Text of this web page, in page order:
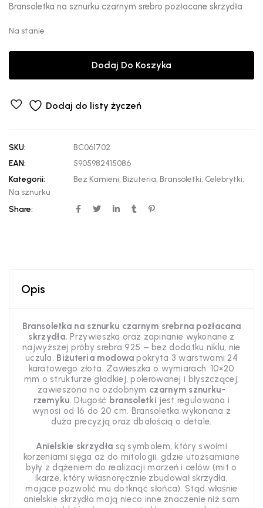
Bransoletka na sznurku czarnym srebro pozłacane skrzydła
Na stanie
Dodaj Do Koszyka
Dodaj do listy życzeń
SKU:
BC061702
EAN:
5905982415086
Kategorii:
Bez Kamieni, Biżuteria, Bransoletki, Celebrytki,
Na sznurku
Share:
Opis
Bransoletka na sznurku czarnym srebrna pozłacana
skrzydła.Przywieszka oraz zapinanie wykonane z
najwyższej próby srebra 925 – bez dodatku niklu, nie
uczula. Biżuteria modowa pokryta 3 warstwami 24
karatowego złota. Zawieszka o wymiarach: 10×20
mm o strukturze gładkiej, polerowanej i błyszczącej,
zawieszona na ozdobnym czarnym sznurku-
rzemyku. Długość bransoletki jest regulowana i
wynosi od 16 do 20 cm. Bransoletka wykonana z
duża precyzją oraz dbałością o detale.
Anielskie skrzydła są symbolem, który swoimi
korzeniami sięga aż do mitologii, gdzie utożsamiane
były z dążeniem do realizacji marzeń i celów (mit o
Ikarze, który własnoręcznie zbudował skrzydła,
mające pozwolić mu dotknąć słońca). Stąd właśnie
anielskie skrzydła mają nieco inne znaczenie niż sam